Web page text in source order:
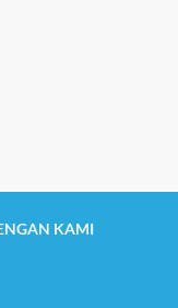
KAMI